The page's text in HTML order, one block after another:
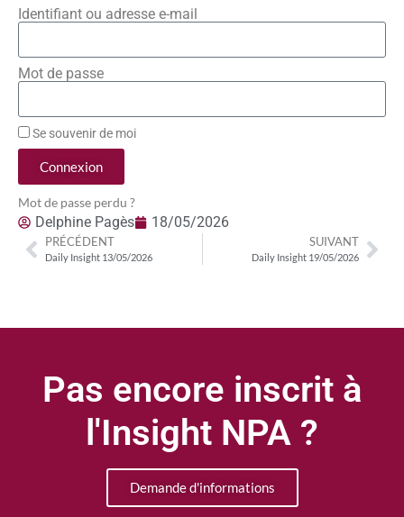
Identifiant ou adresse e-mail
Mot de passe
Se souvenir de moi
Connexion
Mot de passe perdu ?
Delphine Pagès 18/05/2026
PRÉCÉDENT
Daily Insight 13/05/2026
SUIVANT
Daily Insight 19/05/2026
Pas encore inscrit à
l'Insight NPA ?
Demande d'informations